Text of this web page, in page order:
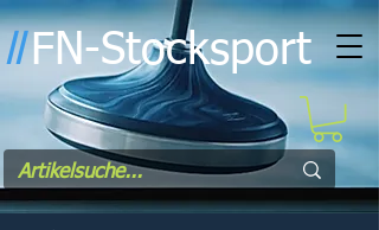
ll FN-Stocksport